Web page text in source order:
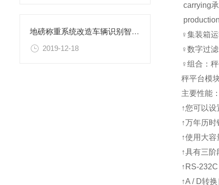
地磅称重系统改造车辆识别智能称重系统
2019-12-18
carrying
♀集装箱
♀数字过
♀组合：
秤平台模
主要性能
↑您可以
↑万年历
↑使用大
↑具有三
↑RS-
↑A / D转